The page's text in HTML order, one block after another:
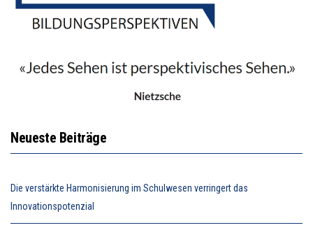
Neueste Beiträge
Die verstärkte Harmonisierung im Schulwesen verringert das
Innovationspotenzial